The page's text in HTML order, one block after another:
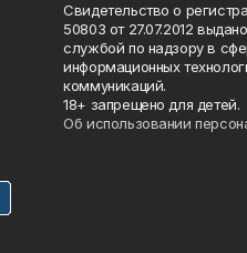
Свидетельство о
50803 от 27.07.2012
службой по надзору в
информационных
коммуникаций.
18+ запрещено для детей.
Об использовании